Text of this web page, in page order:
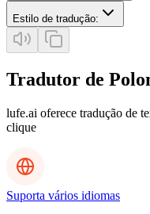
Estilo de tradução:
Tradutor de
lufe.ai oferece tradução de
clique
Suporta vários idiomas